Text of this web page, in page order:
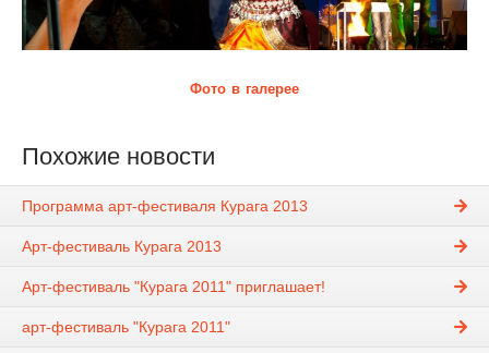
Фото в галерее
Похожие новости
Программа арт-фестиваля Курага 2013
Арт-фестиваль Курага 2013
Арт-фестиваль "Курага 2011" приглашает!
арт-фестиваль "Курага 2011"